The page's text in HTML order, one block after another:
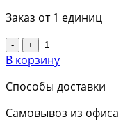
Заказ от 1 единиц
- +
В корзину
Способы доставки
Самовывоз из офиса